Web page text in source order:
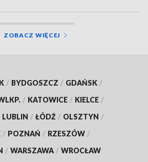
ZOBACZ WIĘCEJ
/ BYDGOSZCZ / GDAŃSK /
/ KATOWICE / KIELCE /
LUBLIN / ŁÓDŹ / OLSZTYN /
/ POZNAŃ / RZESZÓW /
/ WARSZAWA / WROCŁAW